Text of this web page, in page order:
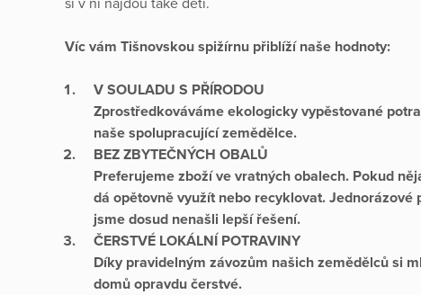
Víc vám Tišnovskou spižírnu přiblíží naše hodnoty:
V SOULADU S PŘÍRODOU
Zprostředkováváme ekologicky vypěstované
naše spolupracující zemědělce.
BEZ ZBYTEČNÝCH OBALŮ
Preferujeme zboží ve vratných obalech. Pokud
dá opětovně využít nebo recyklovat.
jsme dosud nenašli lepší řešení.
ČERSTVÉ LOKÁLNÍ POTRAVINY
Díky pravidelným závozům našich zemědělců si
domů opravdu čerstvé.